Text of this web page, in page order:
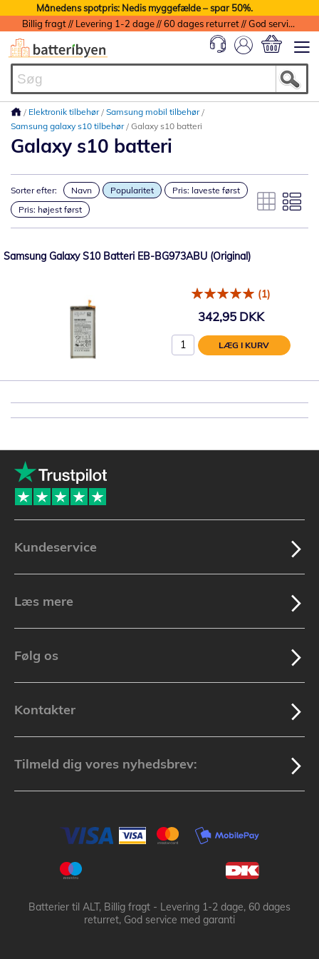
Månedens spotpris: Nedis myggefælde – spar 50%.
Billig fragt // Levering 1-2 dage // 60 dages returret // God service med garanti
Elektronik tilbehør Samsung mobil tilbehør
Samsung galaxy s10 tilbehør Galaxy s10 batteri
Galaxy s10 batteri
Sorter efter: Navn Popularitet
Pris: laveste først
Pris: højest først
Samsung Galaxy S10 Batteri EB-BG973ABU (Original)
(1)
342,95 DKK
LÆG I KURV
Kundeservice
Læs mere
Følg os
Kontakter
Tilmeld dig vores nyhedsbrev:
Batterier til ALT, Billig fragt - Levering 1-2 dage, 60 dages
returret, God service med garanti